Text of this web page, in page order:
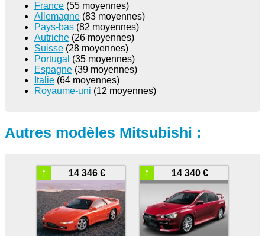
France (55 moyennes)
Allemagne (83 moyennes)
Pays-bas (82 moyennes)
Autriche (26 moyennes)
Suisse (28 moyennes)
Portugal (35 moyennes)
Espagne (39 moyennes)
Italie (64 moyennes)
Royaume-uni (12 moyennes)
Autres modèles Mitsubishi :
14 346 €
↑ 14 340 €
↑